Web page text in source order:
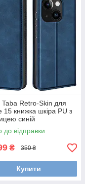
Taba Retro-Skin для
15 книжка шкіра PU з
синій
до відправки
₴ 350 ₴
Купити